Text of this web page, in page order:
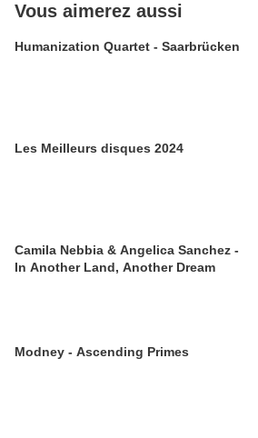
Vous aimerez aussi
Humanization Quartet - Saarbrücken
Les Meilleurs disques 2024
Camila Nebbia & Angelica Sanchez -
In Another Land, Another Dream
Modney - Ascending Primes